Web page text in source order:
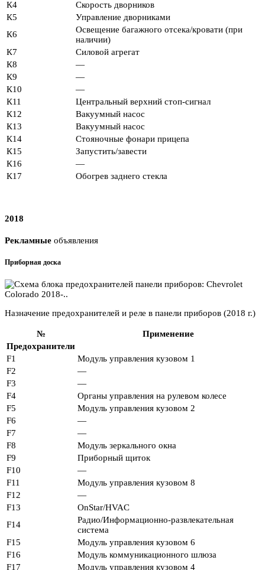
К4
Скорость дворников
К5
Управление дворниками
К6
Освещение багажного отсека/кровати (при
наличии)
К7
Силовой агрегат
К8
—
К9
—
К10
—
К11
Центральный верхний стоп-сигнал
К12
Вакуумный насос
К13
Вакуумный насос
К14
Стояночные фонари прицепа
К15
Запустить/завести
К16
—
К17
Обогрев заднего стекла
2018
Рекламные объявления
Приборная доска
Назначение предохранителей и реле в панели приборов (2018 г.)
№
Применение
Предохранители
F1
Модуль управления кузовом 1
F2
—
F3
—
F4
Органы управления на рулевом колесе
F5
Модуль управления кузовом 2
F6
—
F7
—
F8
Модуль зеркального окна
F9
Приборный щиток
F10
—
F11
Модуль управления кузовом 8
F12
—
F13
OnStar/HVAC
F14
Радио/Информационно-развлекательная
система
F15
Модуль управления кузовом 6
F16
Модуль коммуникационного шлюза
F17
Модуль управления кузовом 4